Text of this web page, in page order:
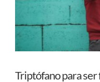
Triptófano para ser